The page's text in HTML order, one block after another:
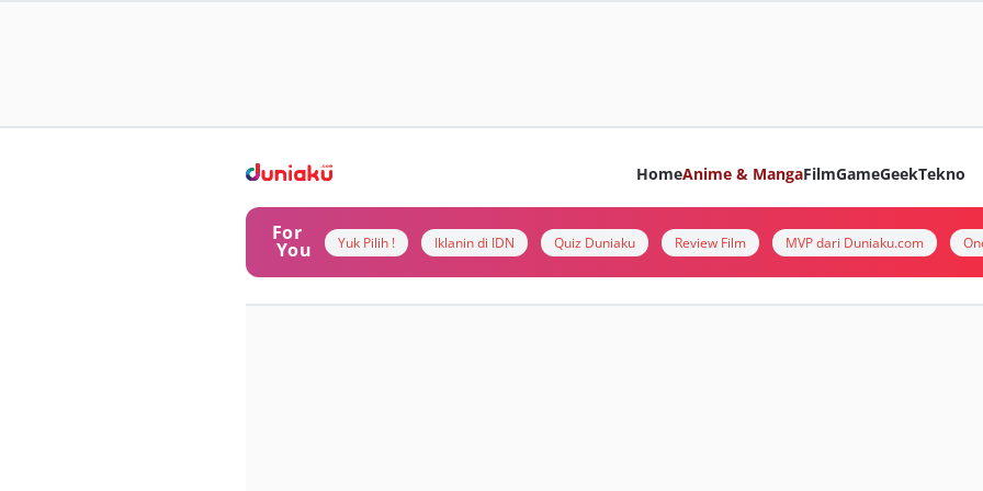
HomeAnime & MangaFilmGameGeekTekno
For
You Yuk Pilih ! Iklanin di IDN Quiz Duniaku Review Film MVP dari Duniaku.com